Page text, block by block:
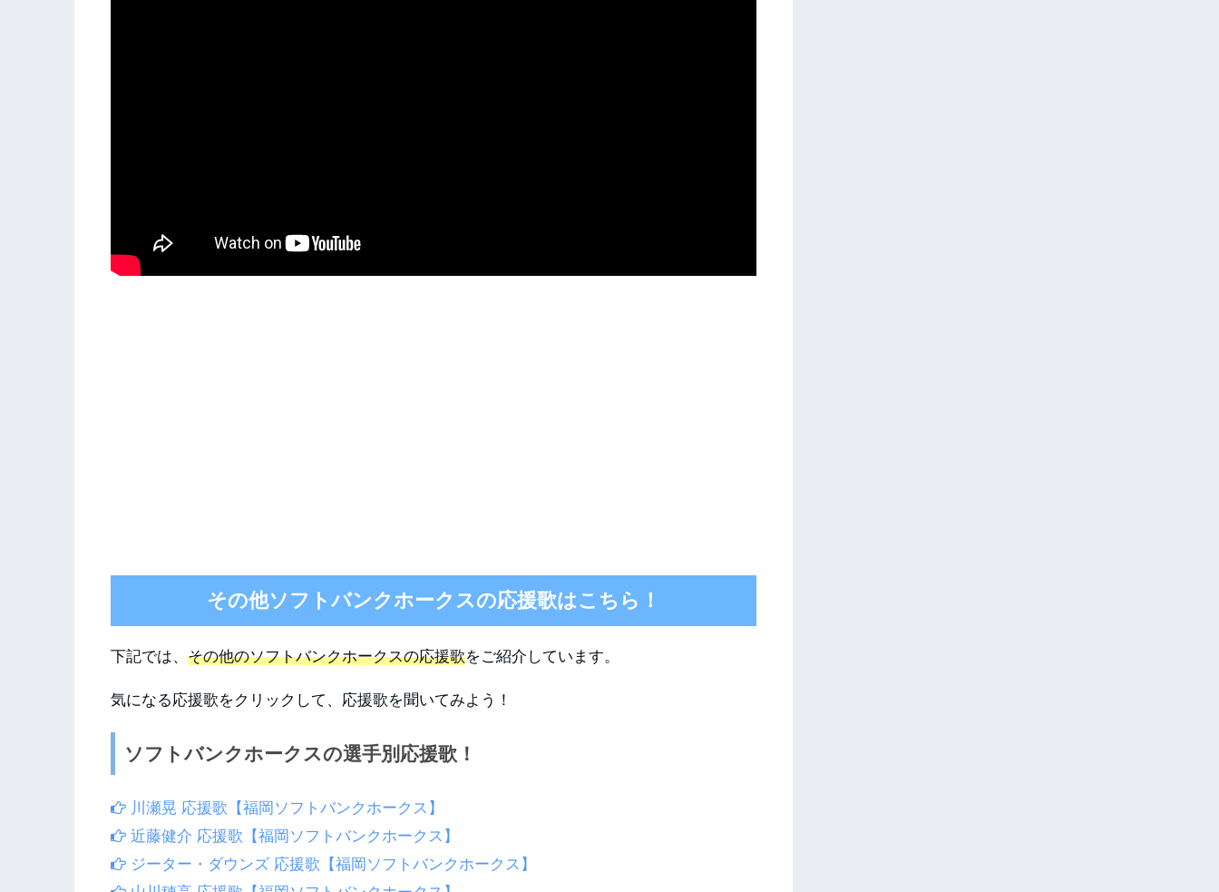
その他ソフトバンクホークスの応援歌はこちら！
下記では、 その他のソフトバンクホークスの応援歌をご紹介しています。
気になる応援歌をクリックして、応援歌を聞いてみよう！
ソフトバンクホークスの選手別応援歌！
川瀬晃 応援歌【福岡ソフトバンクホークス】
近藤健介 応援歌【福岡ソフトバンクホークス】
ジーター・ダウンズ 応援歌【福岡ソフトバンクホークス】